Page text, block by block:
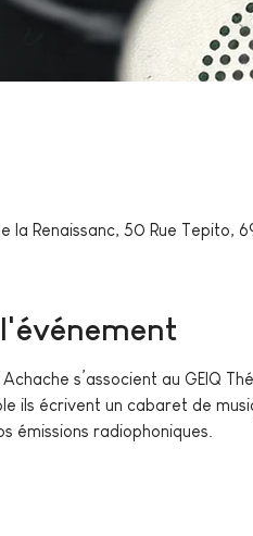
la Renaissanc, 50 Rue Tepito,
s’associent au GEIQ
ils écrivent un cabaret de
émissions radiophoniques.